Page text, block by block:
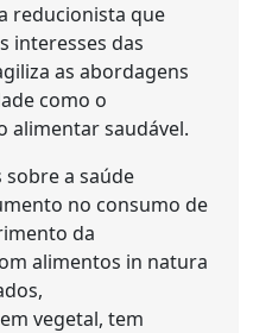
reducionista que
interesses das
as abordagens
como o
alimentar saudável.
sobre a saúde
no consumo de
da
alimentos in natura
vegetal, tem